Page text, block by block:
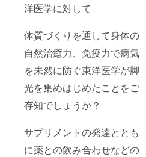
洋医学に対して
体質づくりを通して身体の
自然治癒力、免疫力で病気
を未然に防ぐ東洋医学が脚
光を集めはじめたことをご
存知でしょうか？
サプリメントの発達ととも
に薬との飲み合わせなどの